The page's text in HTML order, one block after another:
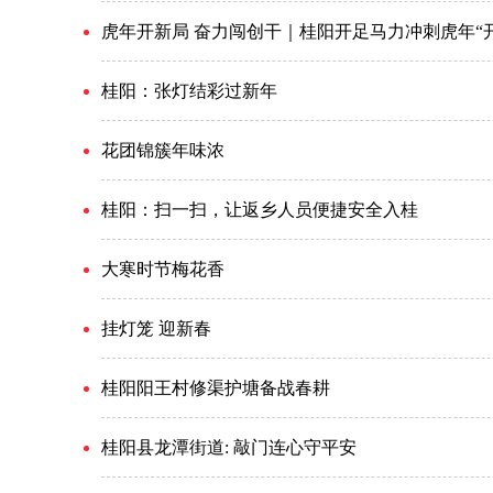
虎年开新局 奋力闯创干｜桂阳开足马力冲刺虎年“
桂阳：张灯结彩过新年
花团锦簇年味浓
桂阳：扫一扫，让返乡人员便捷安全入桂
大寒时节梅花香
挂灯笼 迎新春
桂阳阳王村修渠护塘备战春耕
桂阳县龙潭街道: 敲门连心守平安